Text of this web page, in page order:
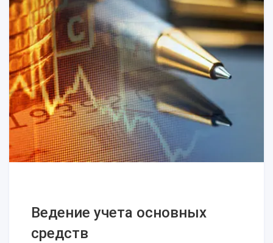
отчетности
Финансовая отчетность: сроки,
формы и порядок представления
Ведение учета основных
средств